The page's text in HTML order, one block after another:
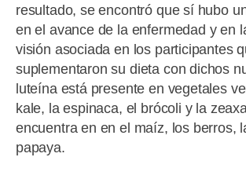
resultado, se encontró que sí hubo
en el avance de la enfermedad y en
visión asociada en los participantes
suplementaron su dieta con dichos
luteína está presente en vegetales
kale, la espinaca, el brócoli y la
encuentra en en el maíz, los berros,
papaya.